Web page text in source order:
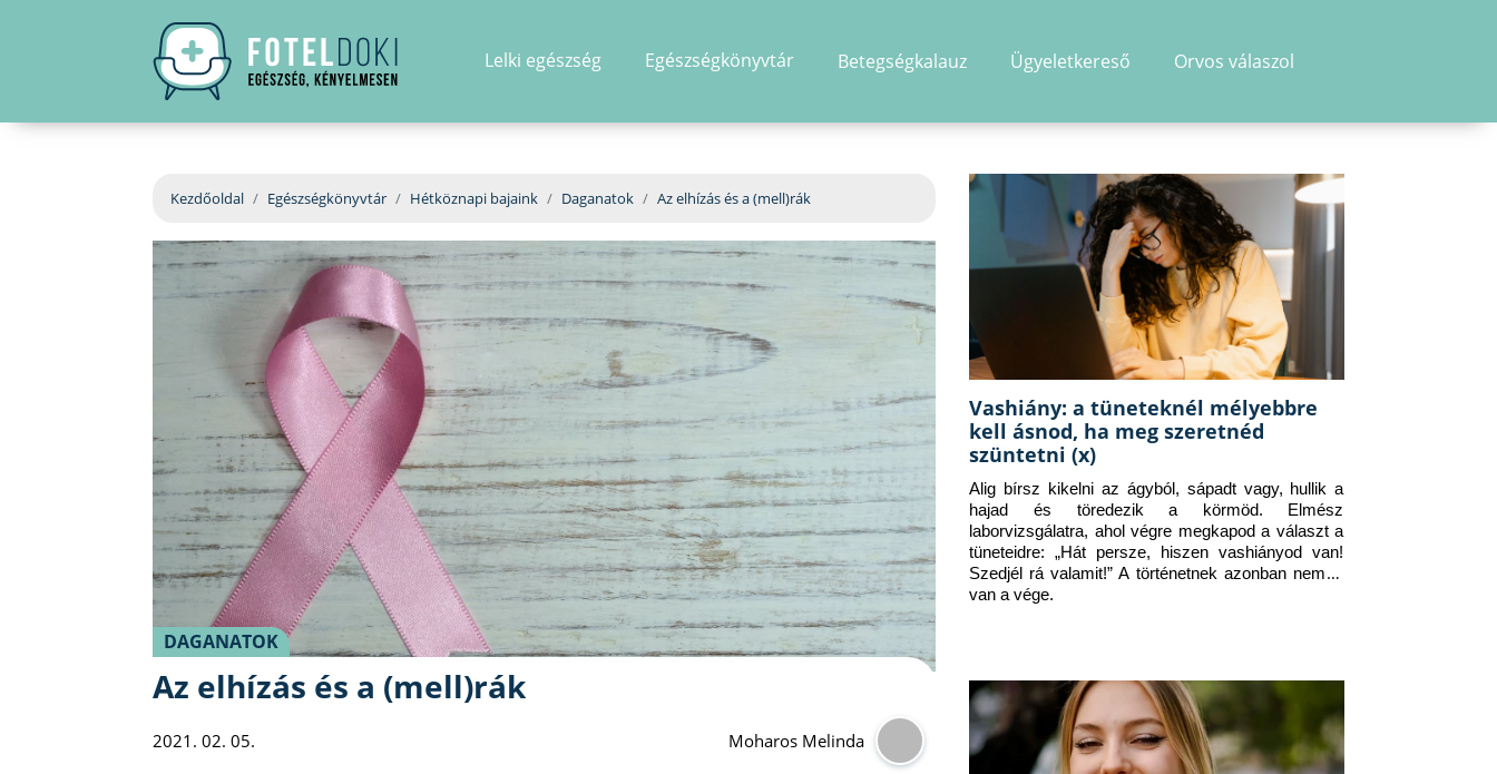
Lelki egészség Egészségkönyvtár Betegségkalauz Ügyeletkereső Orvos válaszol
Kezdőoldal Egészségkönyvtár Hétköznapi bajaink Daganatok Az elhízás és a (mell)rák
DAGANATOK
Az elhízás és a (mell)rák
2021. 02. 05. Moharos Melinda
Vashiány: a tüneteknél mélyebbre
kell ásnod, ha meg szeretnéd
szüntetni (x)
Alig bírsz kikelni az ágyból, sápadt vagy, hullik a
hajad és töredezik a körmöd. Elmész
laborvizsgálatra, ahol végre megkapod a választ a
tüneteidre: „Hát persze, hiszen vashiányod van!
Szedjél rá valamit!” A történetnek azonban nem itt
van a vége.